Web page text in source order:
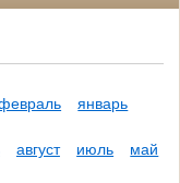
январь
август июль
май